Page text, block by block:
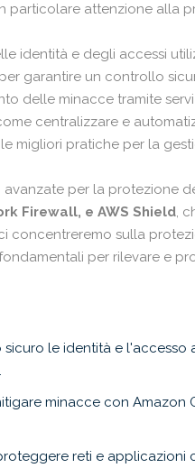
particolare attenzione alla
identità e degli accessi
garantire un controllo
delle minacce tramite
centralizzare e
migliori pratiche per la
avanzate per la protezione
Firewall, e AWS Shield,
concentreremo sulla
per rilevare e
le identità e l'accesso
minacce con Amazon
reti e applicazioni